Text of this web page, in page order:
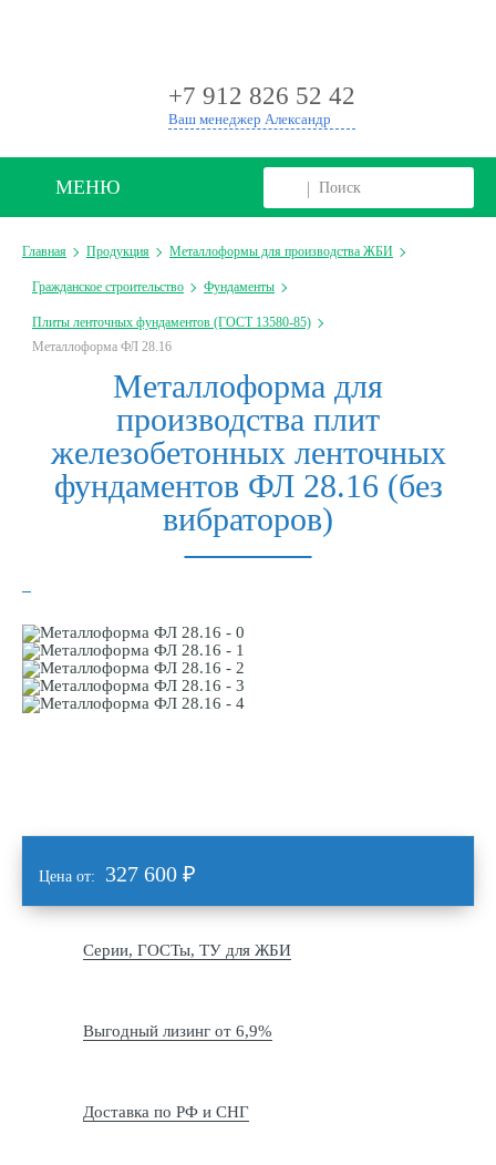
+7 912 826 52 42
Ваш менеджер Александр
МЕНЮ
Главная Продукция Металлоформы для производства ЖБИ
Гражданское строительство Фундаменты
Плиты ленточных фундаментов (ГОСТ 13580-85)
Металлоформа ФЛ 28.16
Металлоформа для
производства плит
железобетонных ленточных
фундаментов ФЛ 28.16 (без
вибраторов)
Цена от: 327 600 ₽
Серии, ГОСТы, ТУ для ЖБИ
Выгодный лизинг от 6,9%
Доставка по РФ и СНГ